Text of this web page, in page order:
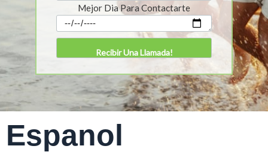
Mejor Dia Para Contactarte
Espanol